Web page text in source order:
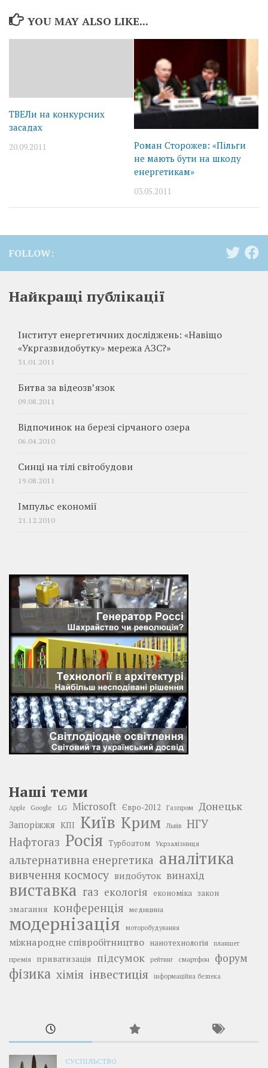
YOU MAY ALSO LIKE...
ТВЕЛи на конкурсних
засадах
20.09.2011
Роман Сторожев: «Пільги
не мають бути на шкоду
енергетикам»
03.05.2011
FOLLOW:
Найкращі публікації
Інститут енергетичних досліджень: «Навіщо
«Укргазвидобутку» мережа АЗС?»
31.01.2011
Битва за відеозв’язок
09.08.2011
Відпочинок на березі сірчаного озера
06.04.2010
Синці на тілі світобудови
19.08.2011
Імпульс економії
21.12.2010
Наші теми
Apple Google LG Microsoft Євро-2012 Газпром Донецьк
Запоріжжя КПІ Київ Крим Львів
НГУ
Нафтогаз Росія Турбоатом Укрзалізниця
альтернативна енергетика аналітика
вивчення космосу видобуток винахід
виставка газ екологія економіка закон
змагання конференція медицина
модернізація моторобудування
міжнародне співробітництво нанотехнологія планшет
премія приватизація підсумок рейтинг смартфон форум
фізика хімія інвестиція інформаційна безпека
СУСПІЛЬСТВО